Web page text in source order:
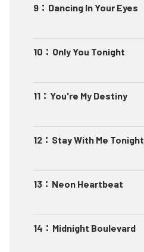
9 ： Dancing In Your Eyes
10 ： Only You Tonight
11 ： You're My Destiny
12 ： Stay With Me Tonight
13 ： Neon Heartbeat
14 ： Midnight Boulevard